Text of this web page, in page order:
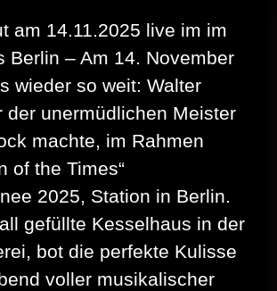
am 14.11.2025 live im im
Berlin – Am 14. November
wieder so weit: Walter
der unermüdlichen Meister
machte, im Rahmen
of the Times“
2025, Station in Berlin.
gefüllte Kesselhaus in der
bot die perfekte Kulisse
voller musikalischer